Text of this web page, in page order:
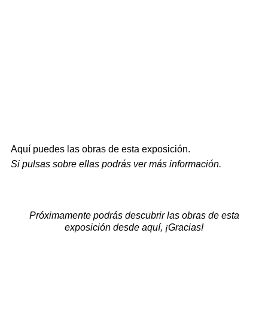
Aquí puedes las obras de esta exposición.
Si pulsas sobre ellas podrás ver más información.
Próximamente podrás descubrir las obras de esta
exposición desde aquí, ¡Gracias!